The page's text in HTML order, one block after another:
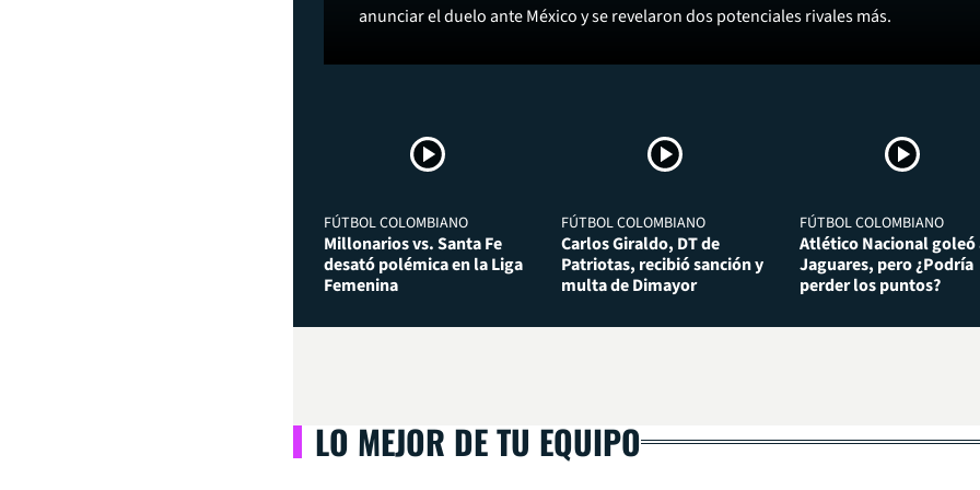
anunciar el duelo ante México y se revelaron dos potenciales rivales más.
FÚTBOL COLOMBIANO
Millonarios vs. Santa Fe
desató polémica en la Liga
Femenina
FÚTBOL COLOMBIANO
Carlos Giraldo, DT de
Patriotas, recibió sanción y
multa de Dimayor
FÚTBOL COLOMBIANO
Atlético Nacional goleó
Jaguares, pero ¿Podría
perder los puntos?
LO MEJOR DE TU EQUIPO